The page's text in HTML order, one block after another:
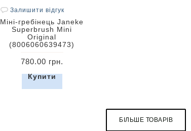
Залишити відгук
Міні-гребінець Janeke
Superbrush Mini
Original
(8006060639473)
780.00 грн.
Купити
БІЛЬШЕ ТОВАРІВ